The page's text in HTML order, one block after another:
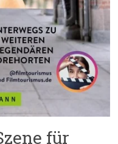
für